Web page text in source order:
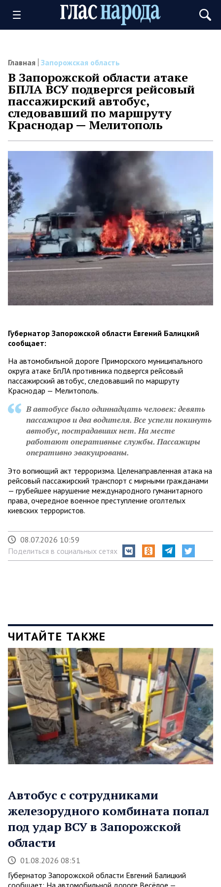
Главная Запорожская область
В Запорожской области атаке
БПЛА ВСУ подвергся рейсовый
пассажирский автобус,
следовавший по маршруту
Краснодар — Мелитополь
Губернатор Запорожской области Евгений Балицкий
сообщает:
На автомобильной дороге Приморского муниципального
округа атаке БпЛА противника подвергся рейсовый
пассажирский автобус, следовавший по маршруту
Краснодар — Мелитополь.
В автобусе было одиннадцать человек: девять
пассажиров и два водителя. Все успели покинуть
автобус, пострадавших нет. На месте
работают оперативные службы. Пассажиры
оперативно эвакуированы.
Это вопиющий акт терроризма. Целенаправленная атака на
рейсовый пассажирский транспорт с мирными гражданами
— грубейшее нарушение международного гуманитарного
права, очередное военное преступление оголтелых
киевских террористов.
08.07.2026 10:59
Поделиться в социальных сетях
ЧИТАЙТЕ ТАКЖЕ
Автобус с сотрудниками
железорудного комбината попал
под удар ВСУ в Запорожской
области
01.08.2026 08:51
Губернатор Запорожской области Евгений Балицкий
сообщает: На автомобильной дороге Весёлое —